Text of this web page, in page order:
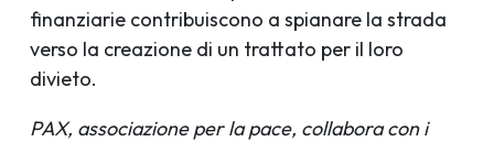
finanziarie contribuiscono a spianare la strada
verso la creazione di un trattato per il loro
divieto.
PAX, associazione per la pace, collabora con i